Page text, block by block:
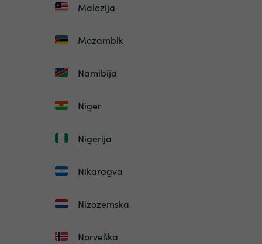
Malezija
Mozambik
Namibija
Niger
Nigerija
Nikaragva
Nizozemska
Norveška